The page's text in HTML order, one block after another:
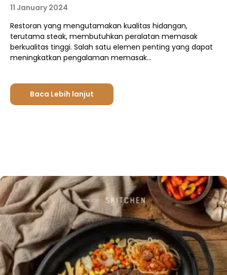
11 January 2024
Restoran yang mengutamakan kualitas hidangan,
terutama steak, membutuhkan peralatan memasak
berkualitas tinggi. Salah satu elemen penting yang dapat
meningkatkan pengalaman memasak…
Baca Lebih lanjut